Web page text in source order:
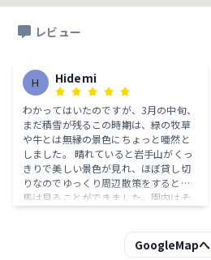
レビュー
H Hidemi
わかってはいたのですが、3月の中旬、
まだ積雪が残るこの時期は、緑の牧草
や牛とは無縁の景色にちょっと唖然と
しました。 晴れていると岩手山がくっ
きりで美しい景色が見れ、ほぼ貸し切
りなのでゆっくり周辺散策をすると、
馬は見ることができました。園内はそ
学には時間はかからないのではないで
GoogleMapへ